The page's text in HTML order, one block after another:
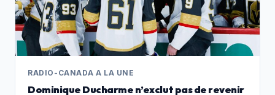
وجعلت من ترسيخ الحوار الثقافي وصيانة الذاكرة الأدبية
والفنية أحد أبرز أهدافها، مساهمة بذلك في الحفاظ على إشعاع
شفشاون كفضاء للإبداع والتبادل الثقافي. The post كتاب يوثق
لمهرجان الشعر بشفشاون appeared first on Hespress -
هسبريس جريدة إلكترونية مغربية .
RADIO-CANADA A LA UNE
Dominique Ducharme n’exclut pas de revenir